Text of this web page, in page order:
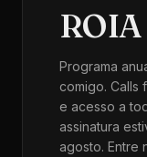
ROIA
Programa
comigo. Calls
e acesso a
assinatura
agosto. Entre